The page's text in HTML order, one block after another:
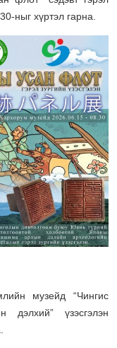
ныг хүртэл гарна.
музейд “Чингис
үзэсгэлэн